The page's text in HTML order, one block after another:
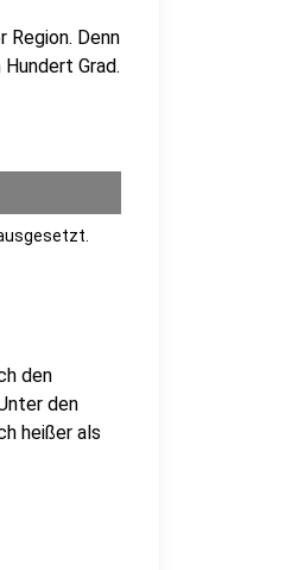
Region. Denn
Grad.
den
den
heißer als